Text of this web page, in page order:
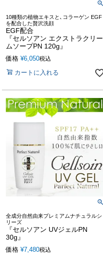
10種類の植物エキスと､コラーゲン EGF
を配合した贅沢洗顔
EGF配合
『セルソアン エクストラクリー
ムソープPN 120g』
価格 ¥6,050税込
カートに入れる
全成分自然由来プレミアムナチュラルシ
リーズ
『セルソアン UVジェルPN
30g』
価格 ¥7,480税込